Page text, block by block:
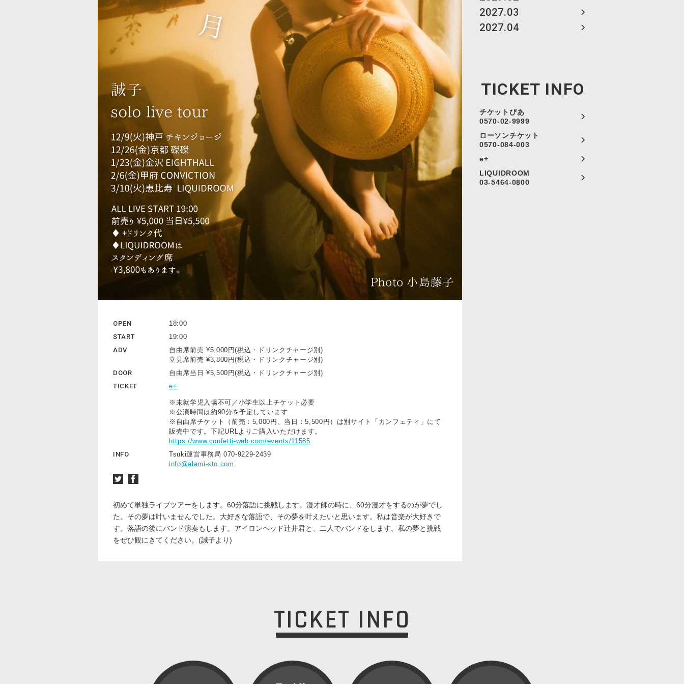
2027.03
2027.04
TICKET INFO
チケットぴあ
0570-02-9999
ローソンチケット
0570-084-003
e+
LIQUIDROOM
03-5464-0800
OPEN
18:00
START
19:00
ADV
自由席前売 ¥5,000円(税込・ドリンクチャージ別)
立見席前売 ¥3,800円(税込・ドリンクチャージ別)
DOOR
自由席当日 ¥5,500円(税込・ドリンクチャージ別)
TICKET
e+
※未就学児入場不可／小学生以上チケット必要
※公演時間は約90分を予定しています
※自由席チケット（前売：5,000円、当日：5,500円）は別サイト「カンフェティ」にて
販売中です。下記URLよりご購入いただけます。
https://www.confetti-web.com/events/11585
INFO
Tsuki運営事務局 070-9229-2439
info@alami-sto.com
初めて単独ライブツアーをします。60分落語に挑戦します。漫才師の時に、60分漫才をするのが夢でし
た。その夢は叶いませんでした。大好きな落語で、その夢を叶えたいと思います。私は音楽が大好きで
す。落語の後にバンド演奏もします。アイロンヘッド辻井君と、二人でバンドをします。私の夢と挑戦
をぜひ観にきてください。(誠子より)
TICKET INFO